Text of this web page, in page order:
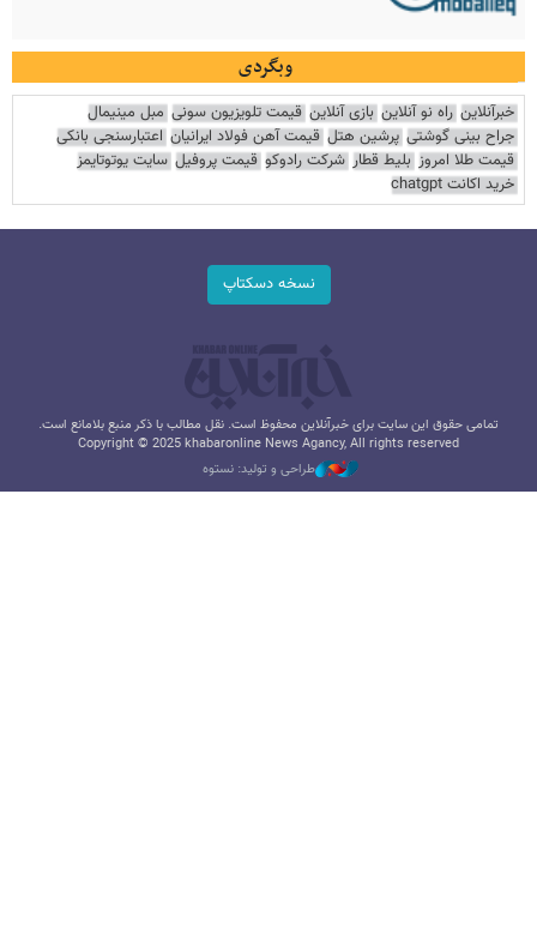
وبگردی
خبرآنلاین راه نو آنلاین بازی آنلاین قیمت تلویزیون سونی مبل مینیمال
جراح بینی گوشتی پرشین هتل قیمت آهن فولاد ایرانیان اعتبارسنجی بانکی
قیمت طلا امروز بلیط قطار شرکت رادوکو قیمت پروفیل سایت یوتوتایمز
خرید اکانت chatgpt
نسخه دسکتاپ
تمامی حقوق این سایت برای خبرآنلاین محفوظ است. نقل مطالب با ذکر منبع بلامانع است.
Copyright © 2025 khabaronline News Agancy, All rights reserved
طراحی و تولید: نستوه